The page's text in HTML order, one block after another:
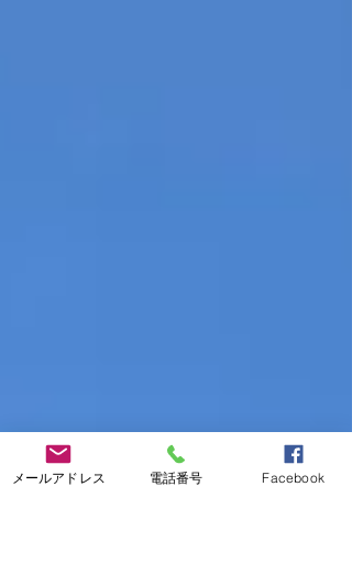
メールアドレス 電話番号 Facebook